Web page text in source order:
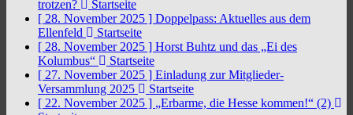
trotzen?
Startseite
[ 28. November 2025 ] Doppelpass: Aktuelles aus dem
Ellenfeld
Startseite
[ 28. November 2025 ] Horst Buhtz und das „Ei des
Kolumbus“
Startseite
[ 27. November 2025 ] Einladung zur Mitglieder-
Versammlung 2025
Startseite
[ 22. November 2025 ] „Erbarme, die Hesse kommen!“ (2)